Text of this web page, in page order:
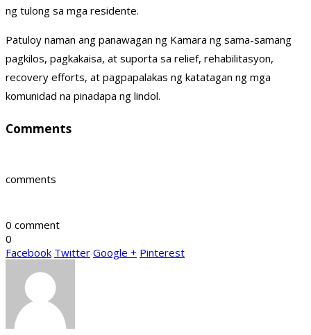
ng tulong sa mga residente.
Patuloy naman ang panawagan ng Kamara ng sama-samang
pagkilos, pagkakaisa, at suporta sa relief, rehabilitasyon,
recovery efforts, at pagpapalakas ng katatagan ng mga
komunidad na pinadapa ng lindol.
Comments
comments
0 comment
0
Facebook Twitter Google + Pinterest